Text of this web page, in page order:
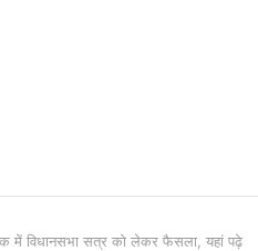
में विधानसभा सत्र को लेकर फैसला, यहां पढ़े